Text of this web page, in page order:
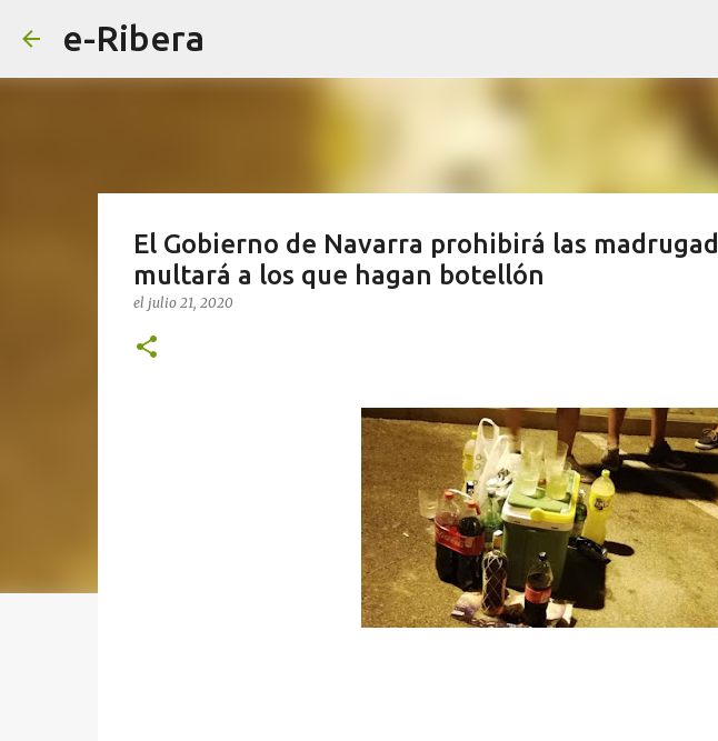
e-Ribera
El Gobierno de Navarra prohibirá las
multará a los que hagan botellón
el julio 21, 2020